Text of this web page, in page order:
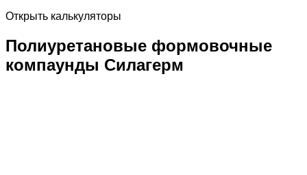
Открыть калькуляторы
Полиуретановые формовочные
компаунды Силагерм